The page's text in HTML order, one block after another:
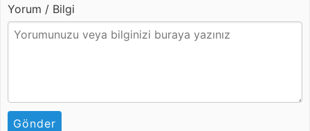
Yorum / Bilgi
Gönder